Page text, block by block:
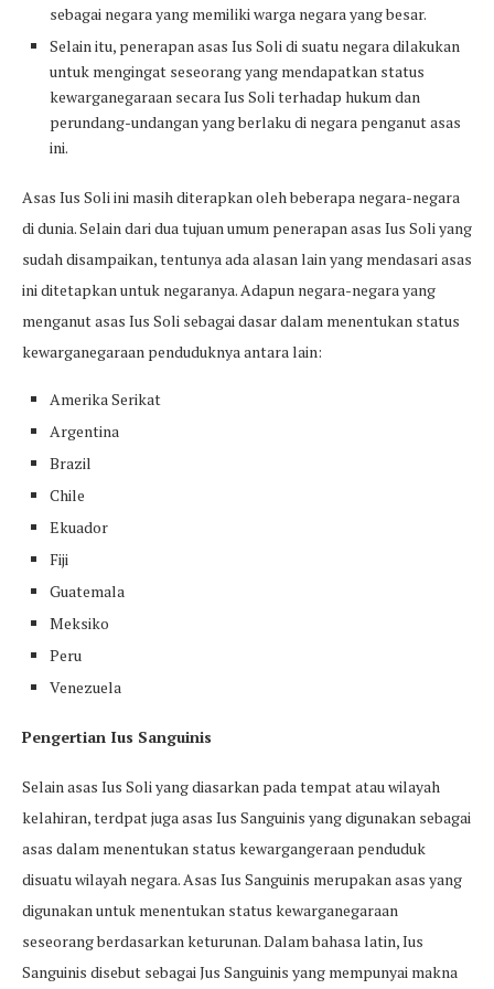
sebagai negara yang memiliki warga negara yang besar.
Selain itu, penerapan asas Ius Soli di suatu negara dilakukan
untuk mengingat seseorang yang mendapatkan status
kewarganegaraan secara Ius Soli terhadap hukum dan
perundang-undangan yang berlaku di negara penganut asas
ini.
Asas Ius Soli ini masih diterapkan oleh beberapa negara-negara
di dunia. Selain dari dua tujuan umum penerapan asas Ius Soli yang
sudah disampaikan, tentunya ada alasan lain yang mendasari asas
ini ditetapkan untuk negaranya. Adapun negara-negara yang
menganut asas Ius Soli sebagai dasar dalam menentukan status
kewarganegaraan penduduknya antara lain:
Amerika Serikat
Argentina
Brazil
Chile
Ekuador
Fiji
Guatemala
Meksiko
Peru
Venezuela
Pengertian Ius Sanguinis
Selain asas Ius Soli yang diasarkan pada tempat atau wilayah
kelahiran, terdpat juga asas Ius Sanguinis yang digunakan sebagai
asas dalam menentukan status kewargangeraan penduduk
disuatu wilayah negara. Asas Ius Sanguinis merupakan asas yang
digunakan untuk menentukan status kewarganegaraan
seseorang berdasarkan keturunan. Dalam bahasa latin, Ius
Sanguinis disebut sebagai Jus Sanguinis yang mempunyai makna